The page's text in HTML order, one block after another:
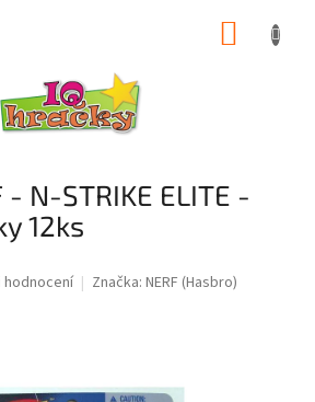
- N-STRIKE ELITE -
12ks
Značka: NERF (Hasbro)